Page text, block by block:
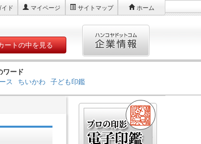
イド マイページ サイトマップ ホーム
ートの中を見る
ワード
ス
ちいかわ 子ども印鑑